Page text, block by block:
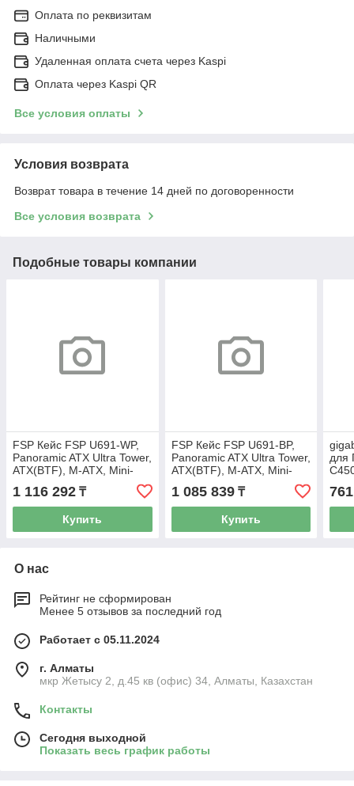
Оплата по реквизитам
Наличными
Удаленная оплата счета через Kaspi
Оплата через Kaspi QR
Все условия оплаты
Условия возврата
Возврат товара в течение 14 дней по договоренности
Все условия возврата
Подобные товары компании
FSP Кейс FSP U691-WP,
Panoramic ATX Ultra Tower,
ATX(BTF), M-ATX, Mini-
ITX, USB3.0 x 2, Type-C,
TG, White
1 116 292 ₸
Купить
FSP Кейс FSP U691-BP,
Panoramic ATX Ultra Tower,
ATX(BTF), M-ATX, Mini-
ITX, USB3.0 x 2, Type-C,
TG, Black
1 085 839₸
Купить
для
ATX
О нас
Рейтинг не сформирован
Менее 5 отзывов за последний год
Работает с 05.11.2024
г. Алматы
мкр Жетысу 2, д.45 кв (офис) 34, Алматы, Казахстан
Контакты
Сегодня выходной
Показать весь график работы